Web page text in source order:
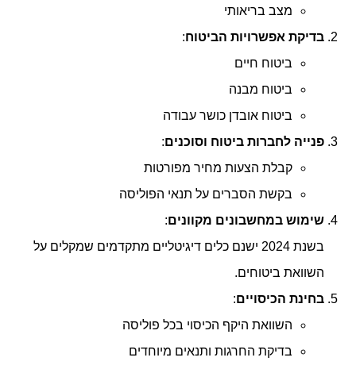
מצב בריאותי
בדיקת אפשרויות הביטוח:
ביטוח חיים
ביטוח מבנה
ביטוח אובדן כושר עבודה
פנייה לחברות ביטוח וסוכנים:
קבלת הצעות מחיר מפורטות
בקשת הסברים על תנאי הפוליסה
שימוש במחשבונים מקוונים:
בשנת 2024 ישנם כלים דיגיטליים מתקדמים שמקלים על
השוואת ביטוחים.
בחינת הכיסויים:
השוואת היקף הכיסוי בכל פוליסה
בדיקת החרגות ותנאים מיוחדים